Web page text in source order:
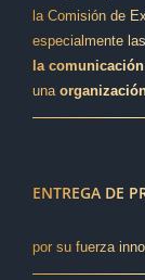
la Comisión de
especialmente las
la
una
ENTREGA DE
por su fuerza